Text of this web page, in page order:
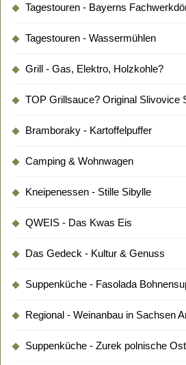
Tagestouren - Bayerns
Tagestouren - Wassermühlen
Grill - Gas, Elektro, Holzkohle?
TOP Grillsauce? Original Slivovice
Bramboraky - Kartoffelpuffer
Camping & Wohnwagen
Kneipenessen - Stille Sibylle
QWEIS - Das Kwas Eis
Das Gedeck - Kultur & Genuss
Suppenküche - Fasolada
Regional - Weinanbau in Sachsen
Suppenküche - Zurek polnische